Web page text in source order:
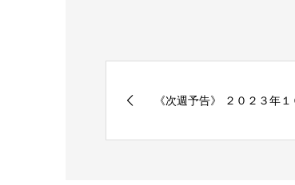
《次週予告》 ２０２３年１